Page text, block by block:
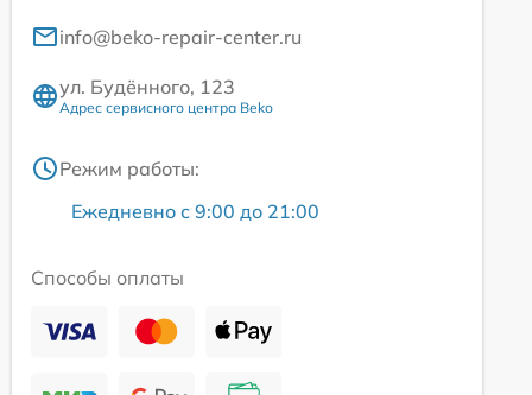
info@beko-repair-center.ru
ул. Будённого, 123
Адрес сервисного центра Beko
Режим работы:
Ежедневно с 9:00 до 21:00
Способы оплаты